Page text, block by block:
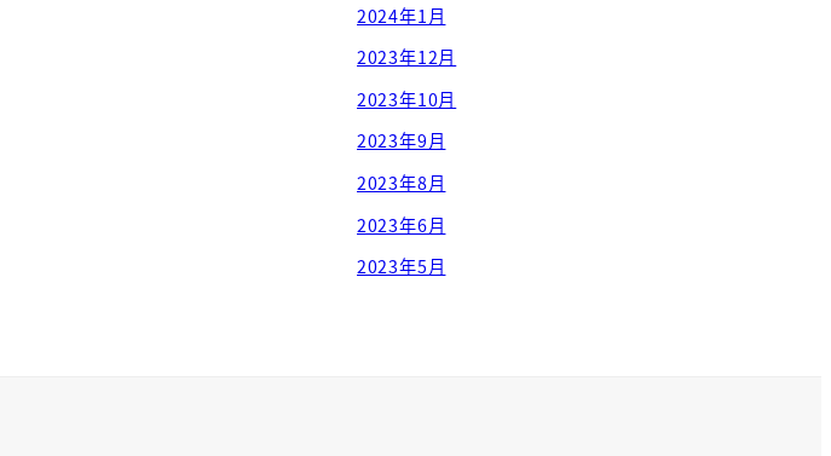
2024年1月
2023年12月
2023年10月
2023年9月
2023年8月
2023年6月
2023年5月